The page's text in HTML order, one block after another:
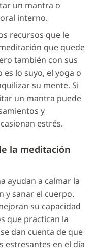
un mantra o
interno.
recursos que le
que quede
también con sus
es lo suyo, el yoga o
su mente. Si
un mantra puede
y
estrés.
la meditación
ayudan a calmar la
y sanar el cuerpo.
su capacidad
que practican la
dan cuenta de que
estresantes en el día